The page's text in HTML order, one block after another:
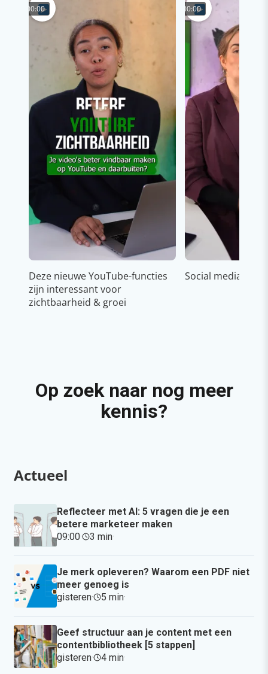
00:00
Deze nieuwe YouTube-functies
zijn interessant voor
zichtbaarheid & groei
00:00
Social media
Op zoek naar nog meer
kennis?
Actueel
Reflecteer met AI: 5 vragen die je een
betere marketeer maken
09:00· 3 min·
Je merk opleveren? Waarom een PDF niet
meer genoeg is
gisteren· 5 min·
Geef structuur aan je content met een
contentbibliotheek [5 stappen]
gisteren· 4 min·